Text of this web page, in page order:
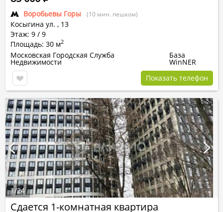
Воробьевы Горы (10 мин. пешком)
Косыгина ул. , 13
Этаж: 9 / 9
Площадь: 30 м2
Московская Городская Служба
Недвижимости
База
WinNER
Показать телефон
Сдается 1-комнатная квартира
1/24